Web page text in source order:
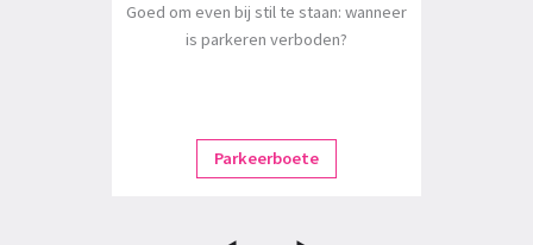
Goed om even bij stil te staan: wanneer
is parkeren verboden?
Parkeerboete